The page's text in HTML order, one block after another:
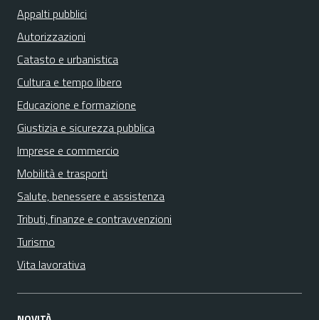
Appalti pubblici
Autorizzazioni
Catasto e urbanistica
Cultura e tempo libero
Educazione e formazione
Giustizia e sicurezza pubblica
Imprese e commercio
Mobilità e trasporti
Salute, benessere e assistenza
Tributi, finanze e contravvenzioni
Turismo
Vita lavorativa